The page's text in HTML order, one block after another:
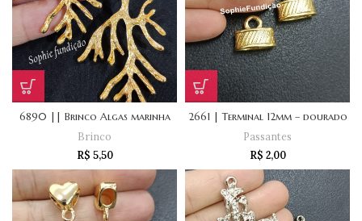
6890 || Brinco Algas marinha
Brinco
R$ 5,50
2661 | Terminal 12mm – dourado
Passantes
R$ 2,00